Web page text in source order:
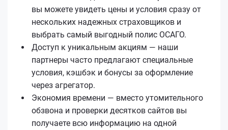
вы можете увидеть цены и условия сразу от
нескольких надежных страховщиков и
выбрать самый выгодный полис ОСАГО.
Доступ к уникальным акциям — наши
партнеры часто предлагают специальные
условия, кэшбэк и бонусы за оформление
через агрегатор.
Экономия времени — вместо утомительного
обзвона и проверки десятков сайтов вы
получаете всю информацию на одной